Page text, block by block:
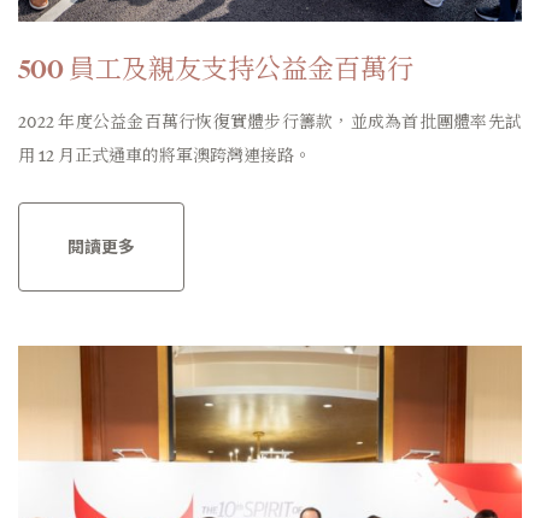
500 員工及親友支持公益金百萬行
2022 年度公益金百萬行恢復實體步行籌款，並成為首批團體率先試
用 12 月正式通車的將軍澳跨灣連接路。
閱讀更多